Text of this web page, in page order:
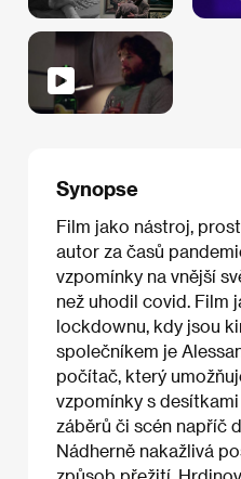
Synopse
Film jako nástroj,
autor za časů
vzpomínky na vnější
než uhodil covid. Film
lockdownu, kdy jsou
společníkem je
počítač, který
vzpomínky s
záběrů či scén napříč
Nádherně nakažlivá
způsob přežití.